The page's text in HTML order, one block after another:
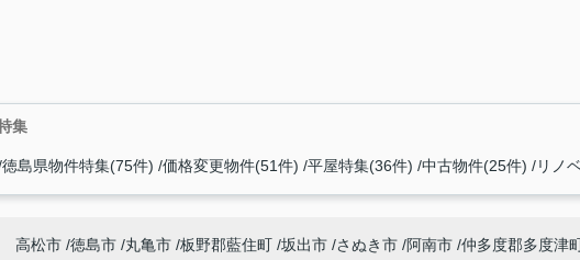
集
徳島県物件特集(75件) 価格変更物件(51件) 平屋特集(36件) 中古物件(25件) リノ
高松市 徳島市 丸亀市 板野郡藍住町 坂出市 さぬき市 阿南市 仲多度郡多度津